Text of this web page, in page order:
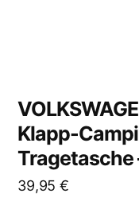
Klapp-
Tragetasche
39,95 €